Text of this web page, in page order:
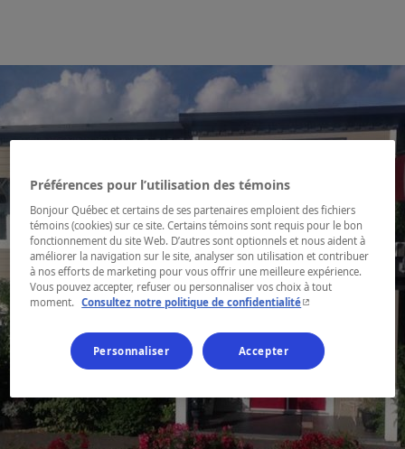
Préférences pour l’utilisation des témoins
Bonjour Québec et certains de ses partenaires emploient des fichiers
témoins (cookies) sur ce site. Certains témoins sont requis pour le bon
fonctionnement du site Web. D’autres sont optionnels et nous aident à
améliorer la navigation sur le site, analyser son utilisation et contribuer
à nos efforts de marketing pour vous offrir une meilleure expérience.
Vous pouvez accepter, refuser ou personnaliser vos choix à tout
moment.
Consultez notre politique de confidentialité- Cet hyperlien
Personnaliser Accepter